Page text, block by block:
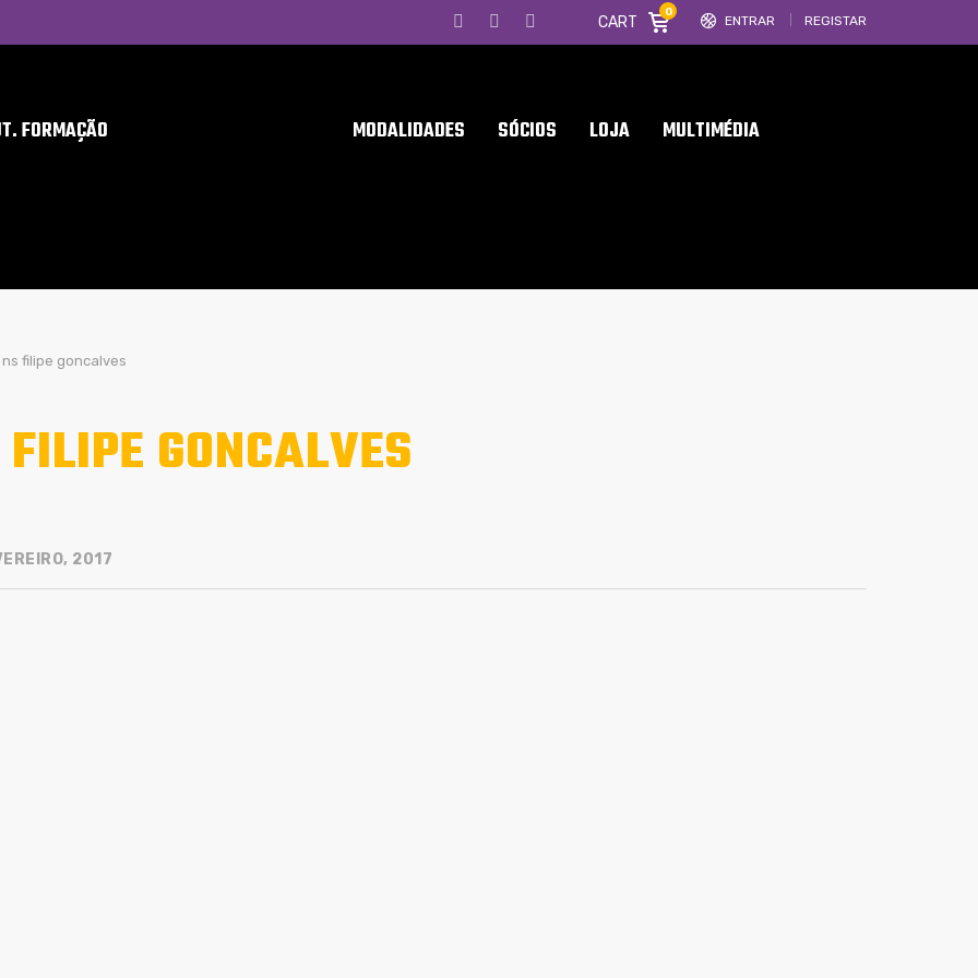
ENTRAR REGISTAR
CART
0
FORMAÇÃO MODALIDADES SÓCIOS LOJA MULTIMÉDIA
ns filipe goncalves
GONCALVES
2017